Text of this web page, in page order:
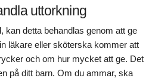
uttorkning
kan detta behandlas genom att ge
läkare eller sköterska kommer att
och om hur mycket att ge. Det
på ditt barn. Om du ammar, ska